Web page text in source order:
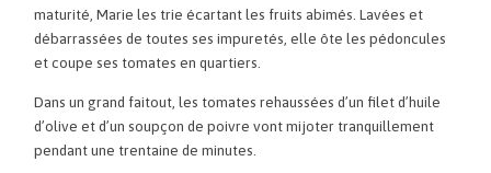
maturité, Marie les trie écartant les fruits abimés. Lavées et
débarrassées de toutes ses impuretés, elle ôte les pédoncules
et coupe ses tomates en quartiers.
Dans un grand faitout, les tomates rehaussées d’un filet d’huile
d’olive et d’un soupçon de poivre vont mijoter tranquillement
pendant une trentaine de minutes.